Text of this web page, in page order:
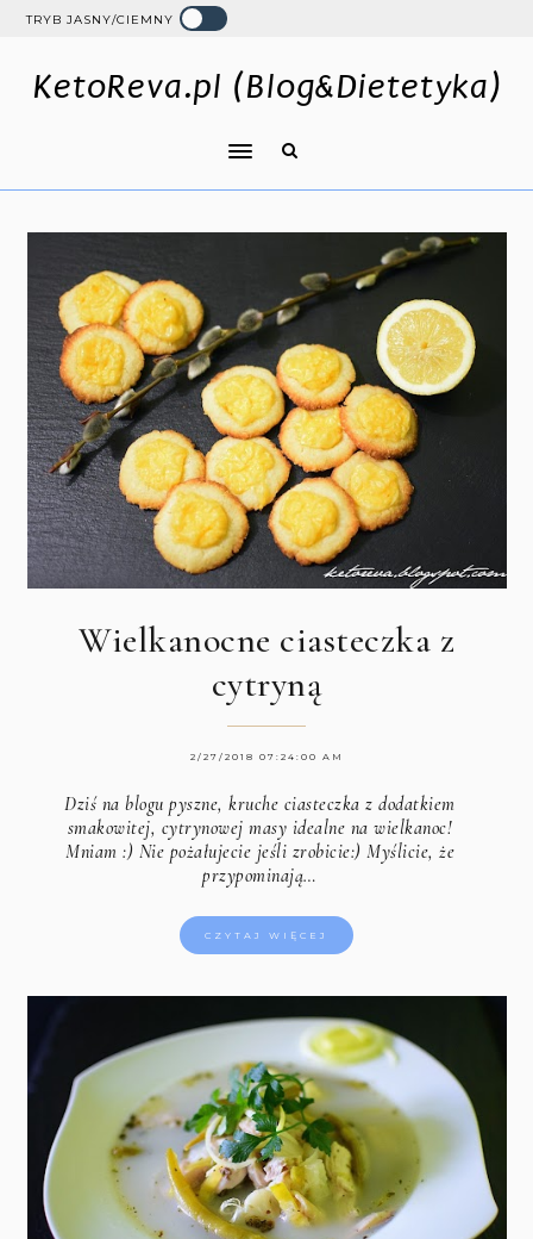
TRYB JASNY/CIEMNY
KetoReva.pl (Blog&Dietetyka)
Wielkanocne ciasteczka z
cytryną
2/27/2018 07:24:00 AM
Dziś na blogu pyszne, kruche ciasteczka z dodatkiem
smakowitej, cytrynowej masy idealne na wielkanoc!
Mniam :) Nie pożałujecie jeśli zrobicie:) Myślicie, że
przypominają…
CZYTAJ WIĘCEJ